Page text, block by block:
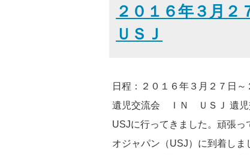
２０１６年３月
ＵＳＪ
日程：２０１６年３月２７日
遺児交流会 ＩＮ ＵＳＪ 遺児
USJに行ってきました。頑張
オジャパン（USJ）に到着しま